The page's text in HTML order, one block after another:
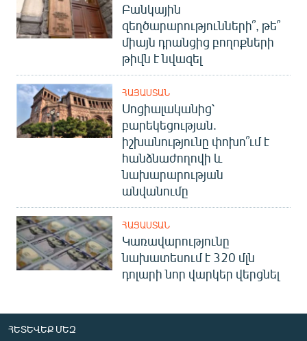
Բանկային
զեղծարարությունների՞, թե՞
միայն դրանցից բողոքների
թիվն է նվազել
ՀԱՅԱՍՏԱՆ
Սոցիալականից՝
բարեկեցության.
իշխանությունը փոխո՞ւմ է
հանձնաժողովի և
նախարարության
անվանումը
ՀԱՅԱՍՏԱՆ
Կառավարությունը
նախատեսում է 320 մլն
դոլարի նոր վարկեր վերցնել
ՀԵՏԵՎԵՔ ՄԵԶ